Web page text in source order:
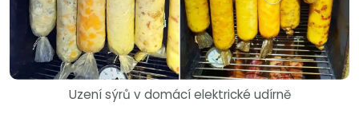
Uzení sýrů v domácí elektrické udírně